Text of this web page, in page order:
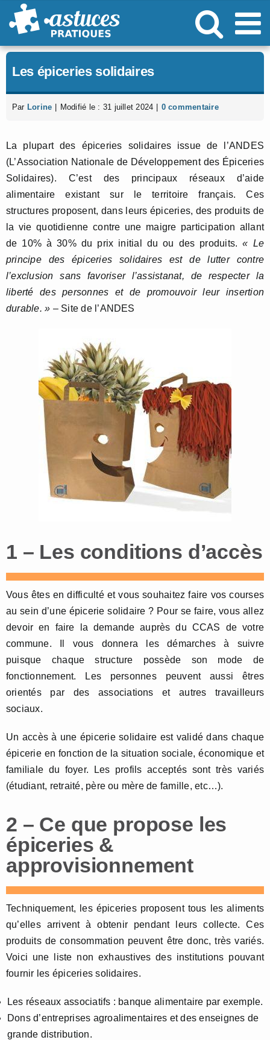
Passer
au
Les épiceries solidaires
Par Lorine Modifié le : 31 juillet 2024 0 commentaire
La plupart des épiceries solidaires issue de l’ANDES
(L’Association Nationale de Développement des Épiceries
Solidaires). C’est des principaux réseaux d’aide
alimentaire existant sur le territoire français. Ces
structures proposent, dans leurs épiceries, des produits de
la vie quotidienne contre une maigre participation allant
de 10% à 30% du prix initial du ou des produits.« Le
principe des épiceries solidaires est de lutter contre
l’exclusion sans favoriser l’assistanat, de respecter la
liberté des personnes et de promouvoir leur insertion
durable. » – Site de l’ANDES
1 – Les conditions d’accès
Vous êtes en difficulté et vous souhaitez faire vos courses
au sein d’une épicerie solidaire ? Pour se faire, vous allez
devoir en faire la demande auprès du CCAS de votre
commune. Il vous donnera les démarches à suivre
puisque chaque structure possède son mode de
fonctionnement. Les personnes peuvent aussi êtres
orientés par des associations et autres travailleurs
sociaux.
Un accès à une épicerie solidaire est validé dans chaque
épicerie en fonction de la situation sociale, économique et
familiale du foyer. Les profils acceptés sont très variés
(étudiant, retraité, père ou mère de famille, etc…).
2 – Ce que propose les
épiceries &
approvisionnement
Techniquement, les épiceries proposent tous les aliments
qu’elles arrivent à obtenir pendant leurs collecte. Ces
produits de consommation peuvent être donc, très variés.
Voici une liste non exhaustives des institutions pouvant
fournir les épiceries solidaires.
Les réseaux associatifs : banque alimentaire par exemple.
Dons d’entreprises agroalimentaires et des enseignes de
grande distribution.